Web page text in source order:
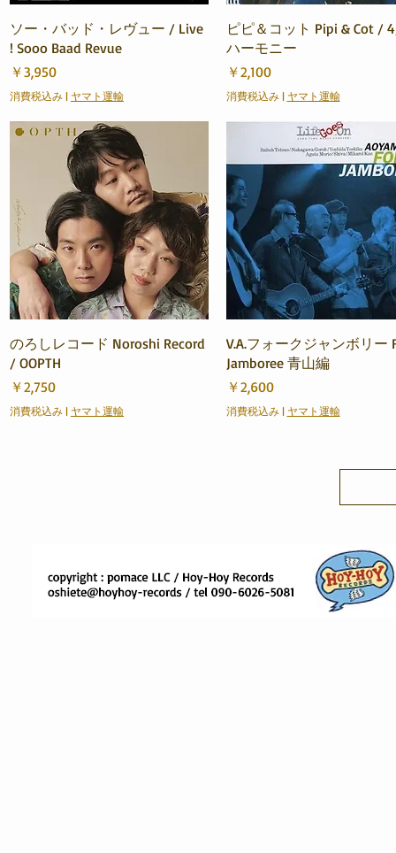
クイックビュー
ソー・バッド・レヴュー / Live
! Sooo Baad Revue
価格
￥3,950
消費税込み | ヤマト運輸
クイックビュー
ピピ＆コット Pipi & Cot /
ハーモニー
価格
￥2,100
消費税込み| ヤマト運輸
クイックビュー
のろしレコード Noroshi Record
/ OOPTH
価格
￥2,750
消費税込み | ヤマト運輸
クイックビュー
V.A.フォークジャンボリー
Jamboree 青山編
価格
￥2,600
消費税込み| ヤマト運輸